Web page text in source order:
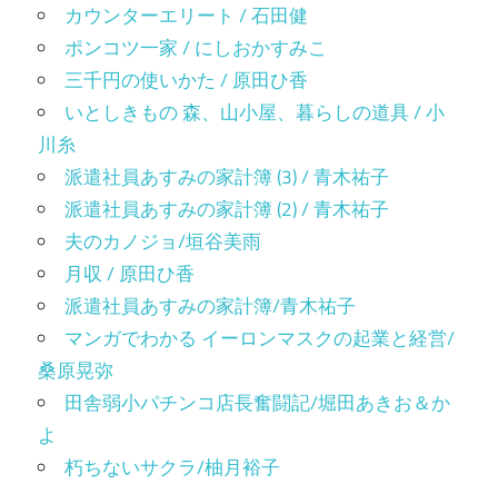
カウンターエリート / 石田健
ポンコツ一家 / にしおかすみこ
三千円の使いかた / 原田ひ香
いとしきもの 森、山小屋、暮らしの道具 / 小
川糸
派遣社員あすみの家計簿 (3) / 青木祐子
派遣社員あすみの家計簿 (2) / 青木祐子
夫のカノジョ/垣谷美雨
月収 / 原田ひ香
派遣社員あすみの家計簿/青木祐子
マンガでわかる イーロンマスクの起業と経営/
桑原晃弥
田舎弱小パチンコ店長奮闘記/堀田あきお＆か
よ
朽ちないサクラ/柚月裕子